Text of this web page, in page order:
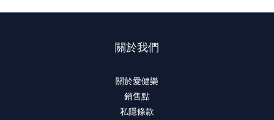
關於我們
關於愛健樂
銷售點
私隱條款